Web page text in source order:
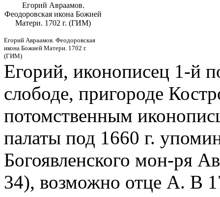
Егорий Авраамов.
Феодоровская икона Божией
Матери. 1702 г. (ГИМ)
Егорий Авраамов. Феодоровская
икона Божией Матери. 1702 г.
(ГИМ)
Егорий, иконописец 1-й
слободе, пригороде
потомственным
палаты под 1660 г.
Богоявленского мон-ря
34), возможно отце А. В